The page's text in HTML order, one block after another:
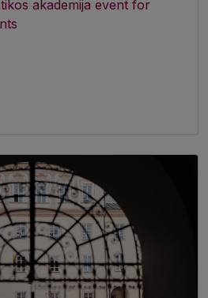
akademija event for